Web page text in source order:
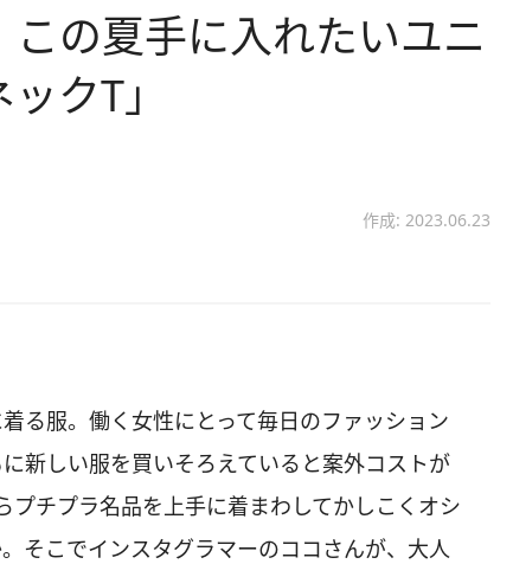
の夏手に入れたいユニ
クT」
作成: 2023.06.23
る服。働く女性にとって毎日のファッション
新しい服を買いそろえていると案外コストが
チプラ名品を上手に着まわしてかしこくオシ
そこでインスタグラマーのココさんが、大人